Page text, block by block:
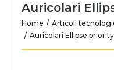
Auricolari
Home Articoli
Auricolari Ellipse priority